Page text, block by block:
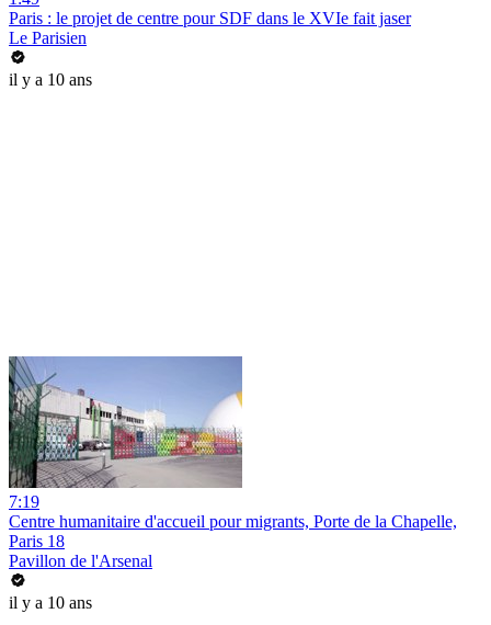
Paris : le projet de centre pour SDF dans le XVIe fait jaser
Le Parisien
il y a 10 ans
7:19
Centre humanitaire d'accueil pour migrants, Porte de la Chapelle,
Paris 18
Pavillon de l'Arsenal
il y a 10 ans